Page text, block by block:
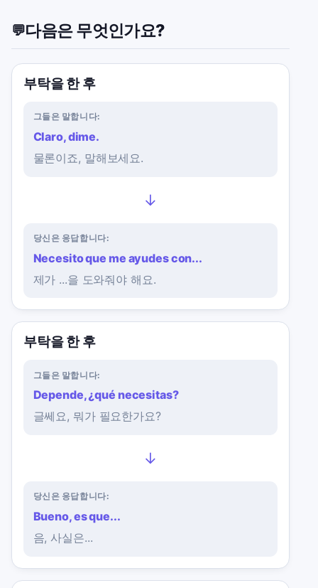
💬다음은 무엇인가요?
부탁을 한 후
그들은 말합니다:
Claro, dime.
물론이죠, 말해보세요.
→
당신은 응답합니다:
Necesito que me ayudes con...
제가 ...을 도와줘야 해요.
부탁을 한 후
그들은 말합니다:
Depende, ¿qué necesitas?
글쎄요, 뭐가 필요한가요?
→
당신은 응답합니다:
Bueno, es que...
음, 사실은...